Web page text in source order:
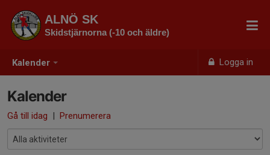
Kalender Logga in
ALNÖ SK
Skidstjärnorna (-10 och äldre)
Kalender
Gå till idag | Prenumerera